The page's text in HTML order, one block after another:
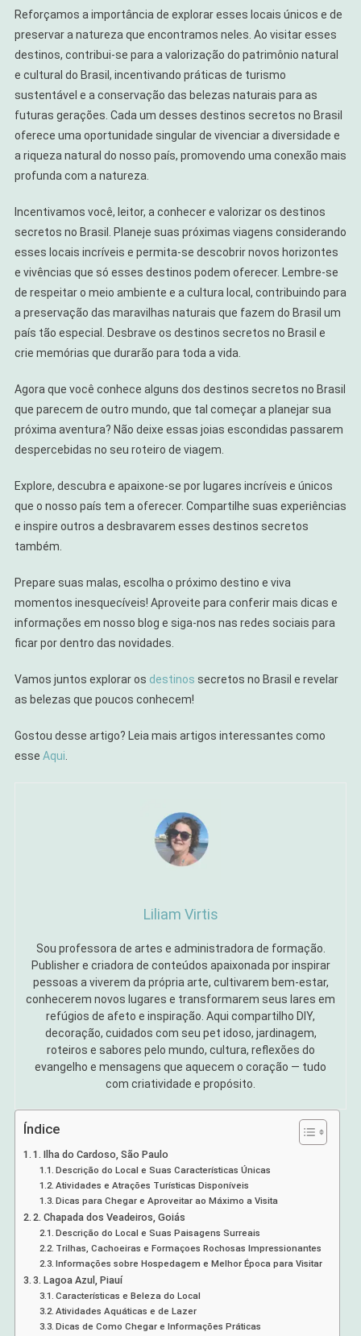
Reforçamos a importância de explorar esses locais únicos e de
preservar a natureza que encontramos neles. Ao visitar esses
destinos, contribui-se para a valorização do patrimônio natural
e cultural do Brasil, incentivando práticas de turismo
sustentável e a conservação das belezas naturais para as
futuras gerações. Cada um desses destinos secretos no Brasil
oferece uma oportunidade singular de vivenciar a diversidade e
a riqueza natural do nosso país, promovendo uma conexão mais
profunda com a natureza.
Incentivamos você, leitor, a conhecer e valorizar os destinos
secretos no Brasil. Planeje suas próximas viagens considerando
esses locais incríveis e permita-se descobrir novos horizontes
e vivências que só esses destinos podem oferecer. Lembre-se
de respeitar o meio ambiente e a cultura local, contribuindo para
a preservação das maravilhas naturais que fazem do Brasil um
país tão especial. Desbrave os destinos secretos no Brasil e
crie memórias que durarão para toda a vida.
Agora que você conhece alguns dos destinos secretos no Brasil
que parecem de outro mundo, que tal começar a planejar sua
próxima aventura? Não deixe essas joias escondidas passarem
despercebidas no seu roteiro de viagem.
Explore, descubra e apaixone-se por lugares incríveis e únicos
que o nosso país tem a oferecer. Compartilhe suas experiências
e inspire outros a desbravarem esses destinos secretos
também.
Prepare suas malas, escolha o próximo destino e viva
momentos inesquecíveis! Aproveite para conferir mais dicas e
informações em nosso blog e siga-nos nas redes sociais para
ficar por dentro das novidades.
Vamos juntos explorar os destinos secretos no Brasil e revelar
as belezas que poucos conhecem!
Gostou desse artigo? Leia mais artigos interessantes como
esse Aqui.
Liliam Virtis
Sou professora de artes e administradora de formação.
Publisher e criadora de conteúdos apaixonada por inspirar
pessoas a viverem da própria arte, cultivarem bem-estar,
conhecerem novos lugares e transformarem seus lares em
refúgios de afeto e inspiração. Aqui compartilho DIY,
decoração, cuidados com seu pet idoso, jardinagem,
roteiros e sabores pelo mundo, cultura, reflexões do
evangelho e mensagens que aquecem o coração — tudo
com criatividade e propósito.
Índice
1. Ilha do Cardoso, São Paulo
Descrição do Local e Suas Características Únicas
Atividades e Atrações Turísticas Disponíveis
Dicas para Chegar e Aproveitar ao Máximo a Visita
2. Chapada dos Veadeiros, Goiás
Descrição do Local e Suas Paisagens Surreais
Trilhas, Cachoeiras e Formaçoes Rochosas Impressionantes
Informações sobre Hospedagem e Melhor Época para Visitar
3. Lagoa Azul, Piauí
Características e Beleza do Local
Atividades Aquáticas e de Lazer
Dicas de Como Chegar e Informações Práticas